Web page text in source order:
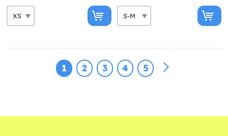
1 2 3 4 5